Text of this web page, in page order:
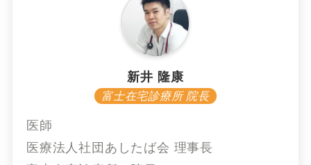
新井 隆康
富士在宅診療所 院長
医師
医療法人社団あしたば会 理事長